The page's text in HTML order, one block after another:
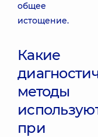
общее
истощение.
Какие
методы
при